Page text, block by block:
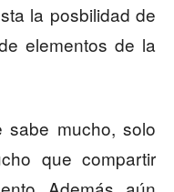
la posbilidad de
elementos de la
mucho, solo
que compartir